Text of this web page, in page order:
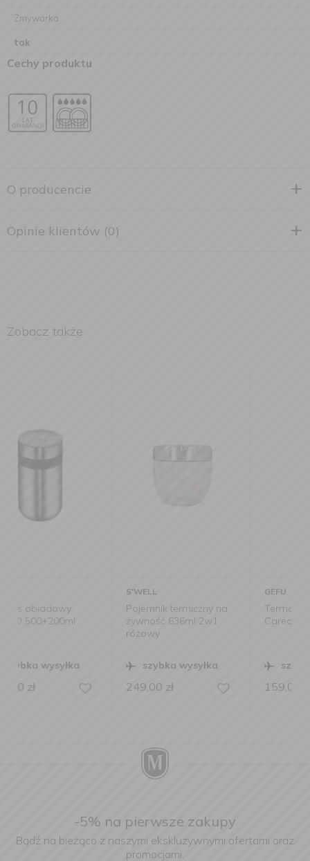
Zmywarka
tak
Cechy produktu
O producencie
Opinie klientów (0)
Zobacz także
Pojemnik termiczny na
żywność 636ml 2w1
szybka wysyłka
249,00 zł
Termos obiadowy
Careo 600ml
szybka wysyłka
159,00 zł
-5% na pierwsze zakupy
Bądź na bieżąco z naszymi ekskluzywnymi ofertami oraz
promocjami.